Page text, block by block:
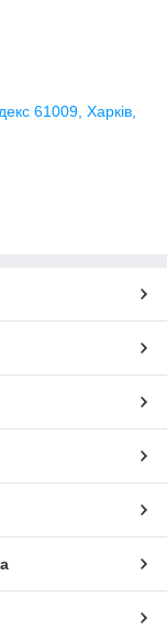
61009, Харків,